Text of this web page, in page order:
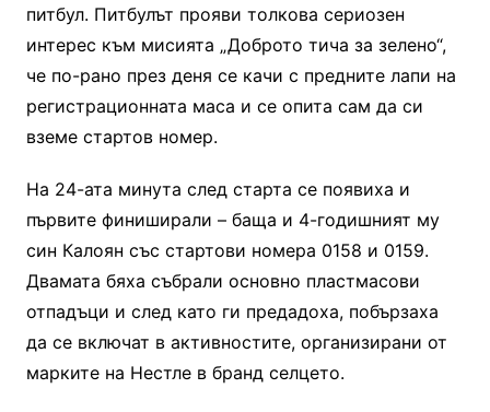
питбул. Питбулът прояви толкова сериозен
интерес към мисията „Доброто тича за зелено“,
че по-рано през деня се качи с предните лапи на
регистрационната маса и се опита сам да си
вземе стартов номер.
На 24-ата минута след старта се появиха и
първите финиширали – баща и 4-годишният му
син Калоян със стартови номера 0158 и 0159.
Двамата бяха събрали основно пластмасови
отпадъци и след като ги предадоха, побързаха
да се включат в активностите, организирани от
марките на Нестле в бранд селцето.